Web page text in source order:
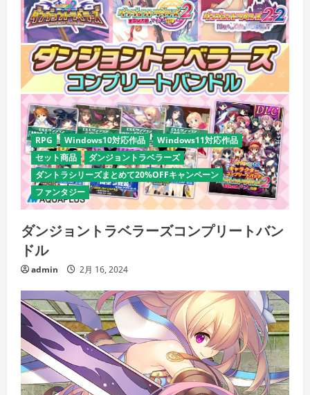
RPG Windows10対応作品
Windows11対応作品
セット商品
ダンジョントラベラーズ
ダントラシリーズまとめて20%OFFキャンペーン
ファンタジー
ダンジョントラベラーズコンプリートバン
ドル
admin 2月 16, 2024